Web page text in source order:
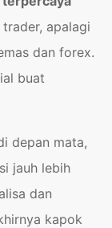
apalagi
dan forex.
buat
depan mata,
jauh lebih
dan
kapok